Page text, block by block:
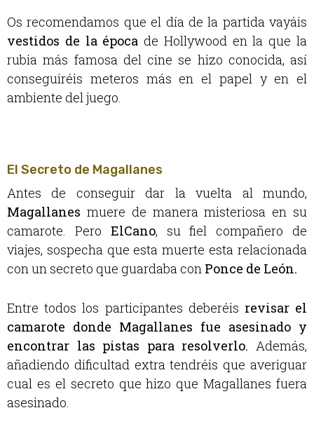
Os recomendamos que el día de la partida vayáis
vestidos de la época de Hollywood en la que la
rubia más famosa del cine se hizo conocida, así
conseguiréis meteros más en el papel y en el
ambiente del juego.
El Secreto de Magallanes
Antes de conseguir dar la vuelta al mundo,
Magallanes muere de manera misteriosa en su
camarote. Pero ElCano, su fiel compañero de
viajes, sospecha que esta muerte esta relacionada
con un secreto que guardaba con Ponce de León.
Entre todos los participantes deberéis revisar el
camarote donde Magallanes fue asesinado y
encontrar las pistas para resolverlo. Además,
añadiendo dificultad extra tendréis que averiguar
cual es el secreto que hizo que Magallanes fuera
asesinado.